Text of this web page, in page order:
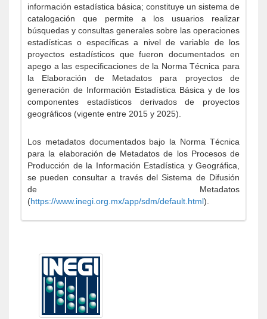
información estadística básica; constituye un sistema de
catalogación que permite a los usuarios realizar
búsquedas y consultas generales sobre las operaciones
estadísticas o específicas a nivel de variable de los
proyectos estadísticos que fueron documentados en
apego a las especificaciones de la Norma Técnica para
la Elaboración de Metadatos para proyectos de
generación de Información Estadística Básica y de los
componentes estadísticos derivados de proyectos
geográficos (vigente entre 2015 y 2025).
Los metadatos documentados bajo la Norma Técnica
para la elaboración de Metadatos de los Procesos de
Producción de la Información Estadística y Geográfica,
se pueden consultar a través del Sistema de Difusión
de Metadatos
(https://www.inegi.org.mx/app/sdm/default.html).